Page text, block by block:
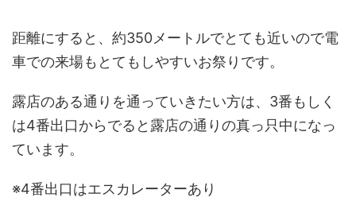
距離にすると、約350メートルでとても近いので電
車での来場もとてもしやすいお祭りです。
露店のある通りを通っていきたい方は、3番もしく
は4番出口からでると露店の通りの真っ只中になっ
ています。
※4番出口はエスカレーターあり